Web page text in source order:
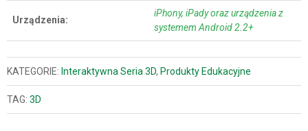
Urządzenia
iPhony, iPady oraz urządzenia z
systemem Android 2.2+
KATEGORIE: Interaktywna Seria 3D, Produkty Edukacyjne
TAG: 3D